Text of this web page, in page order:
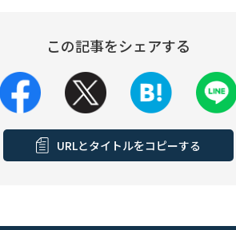
この記事をシェアする
URLとタイトルをコピーする